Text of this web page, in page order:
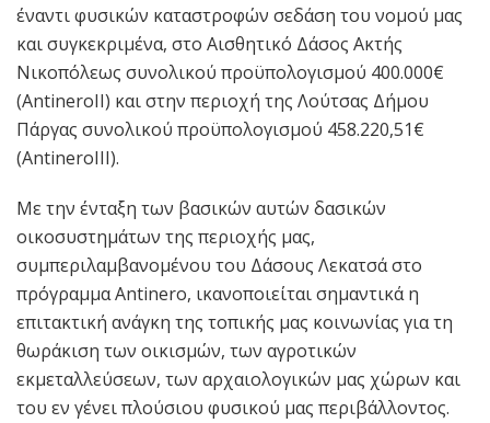
έναντι φυσικών καταστροφών σεδάση του νομού μας
και συγκεκριμένα, στο Αισθητικό Δάσος Ακτής
Νικοπόλεως συνολικού προϋπολογισμού 400.000€
(AntineroII) και στην περιοχή της Λούτσας Δήμου
Πάργας συνολικού προϋπολογισμού 458.220,51€
(AntineroIII).
Με την ένταξη των βασικών αυτών δασικών
οικοσυστημάτων της περιοχής μας,
συμπεριλαμβανομένου του Δάσους Λεκατσά στο
πρόγραμμα Antinero, ικανοποιείται σημαντικά η
επιτακτική ανάγκη της τοπικής μας κοινωνίας για τη
θωράκιση των οικισμών, των αγροτικών
εκμεταλλεύσεων, των αρχαιολογικών μας χώρων και
του εν γένει πλούσιου φυσικού μας περιβάλλοντος.